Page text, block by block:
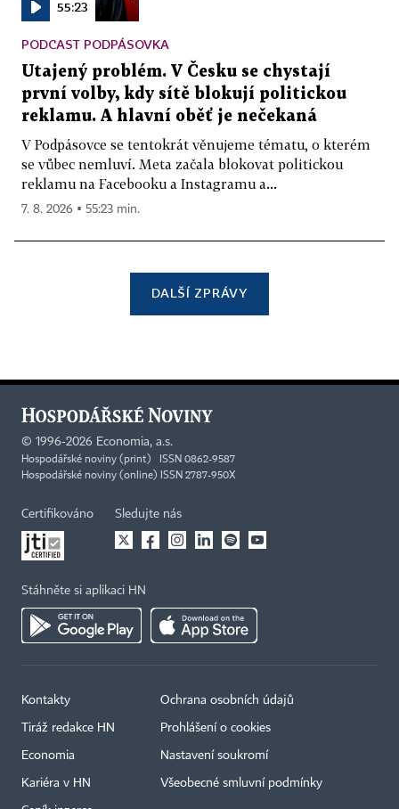
55:23
PODCAST PODPÁSOVKA
Utajený problém. V Česku se chystají
první volby, kdy sítě blokují politickou
reklamu. A hlavní oběť je nečekaná
V Podpásovce se tentokrát věnujeme tématu, o kterém
se vůbec nemluví. Meta začala blokovat politickou
reklamu na Facebooku a Instagramu a...
7. 8. 2026 ▪ 55:23 min.
DALŠÍ ZPRÁVY
© 1996-2026 Economia, a.s.
Hospodářské noviny (print) ISSN 0862-9587
Hospodářské noviny (online) ISSN 2787-950X
Certifikováno Sledujte nás
Stáhněte si aplikaci HN
Kontakty
Tiráž redakce HN
Economia
Kariéra v HN
Ochrana osobních údajů
Prohlášení o cookies
Nastavení soukromí
Všeobecné smluvní podmínky